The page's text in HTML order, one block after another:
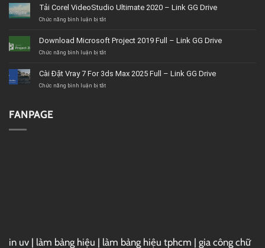
nội
thất
tín,
giá
lượng
Tải Corel VideoStudio Ultimate 2020 – Link GG Drive
Chức năng bình luận bị tắtở
VideoStudio
Ultimate
Link
GG
Download Microsoft Project 2019 Full – Link GG Drive
Chức năng bình luận bị tắtở
Project
2019
Cài Đặt Vray 7 For 3ds Max 2025 Full – Link GG Drive
Chức năng bình luận bị tắtở
FANPAGE
in uv | làm bảng hiệu | làm bảng hiệu tphcm | gia công chữ